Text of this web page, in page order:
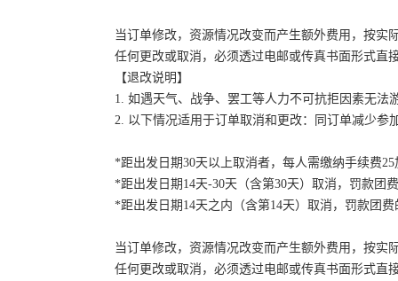
当订单修改，资源情况改变而产生额外费用，按实
任何更改或取消，必须透过电邮或传真书面形式直
【退改说明】
1. 如遇天气、战争、罢工等人力不可抗拒因素无
2. 以下情况适用于订单取消和更改：同订单减少
*距出发日期30天以上取消者，每人需缴纳手续费
*距出发日期14天-30天（含第30天）取消，罚款团
*距出发日期14天之内（含第14天）取消，罚款团费
当订单修改，资源情况改变而产生额外费用，按实
任何更改或取消，必须透过电邮或传真书面形式直